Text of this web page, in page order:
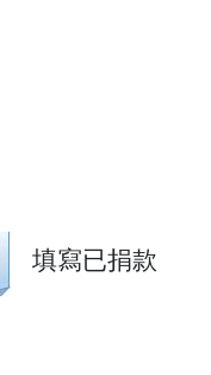
填寫已捐款